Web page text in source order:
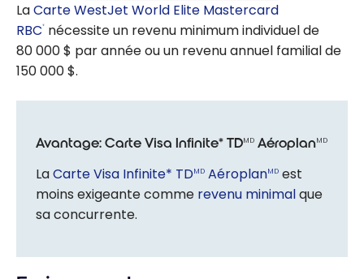
LaCarte WestJet World Elite Mastercard
RBC®
nécessite un revenu minimum individuel de
80 000 $ par année ou un revenu annuel familial de
150 000 $.
Avantage: Carte Visa Infinite* TDMD AéroplanMD
LaCarte Visa Infinite* TDMD AéroplanMD est
moins exigeante comme revenu minimalque
sa concurrente.